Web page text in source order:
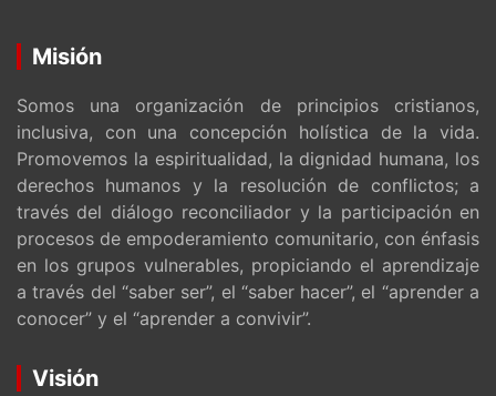
Misión
Somos una organización de principios cristianos,
inclusiva, con una concepción holística de la vida.
Promovemos la espiritualidad, la dignidad humana, los
derechos humanos y la resolución de conflictos; a
través del diálogo reconciliador y la participación en
procesos de empoderamiento comunitario, con énfasis
en los grupos vulnerables, propiciando el aprendizaje
a través del “saber ser”, el “saber hacer”, el “aprender a
conocer” y el “aprender a convivir”.
Visión